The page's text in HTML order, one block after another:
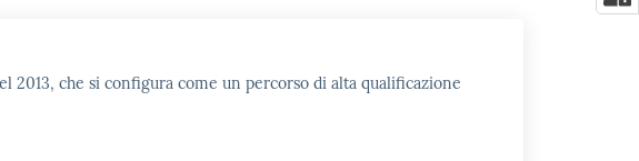
che si configura come un percorso di alta qualificazione